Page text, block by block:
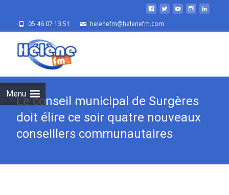
05 46 07 13 51 helenefm@helenefm.com
Menu
Le conseil municipal de Surgères
doit élire ce soir quatre nouveaux
conseillers communautaires